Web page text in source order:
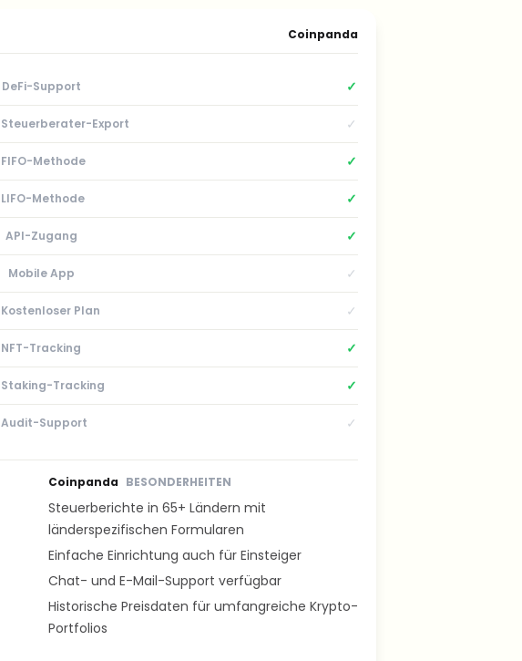
Coinpanda
DeFi-Support ✓
Steuerberater-Export ✓
FIFO-Methode ✓
LIFO-Methode ✓
API-Zugang ✓
Mobile App ✓
Kostenloser Plan ✓
NFT-Tracking ✓
Staking-Tracking ✓
Audit-Support ✓
Coinpanda BESONDERHEITEN
Steuerberichte in 65+ Ländern mit
länderspezifischen Formularen
Einfache Einrichtung auch für Einsteiger
Chat- und E-Mail-Support verfügbar
Historische Preisdaten für umfangreiche Krypto-
Portfolios